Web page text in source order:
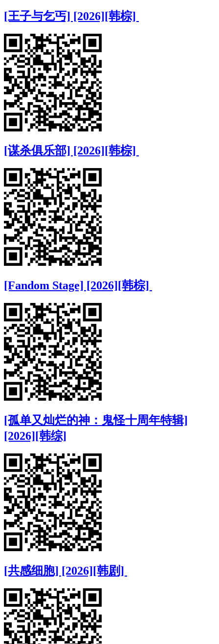
[王子与乞丐] [2026][韩棕]
[谋杀俱乐部] [2026][韩棕]
[Fandom Stage] [2026][韩棕]
[孤单又灿烂的神：鬼怪十周年特辑]
[2026][韩综]
[共感细胞] [2026][韩剧]